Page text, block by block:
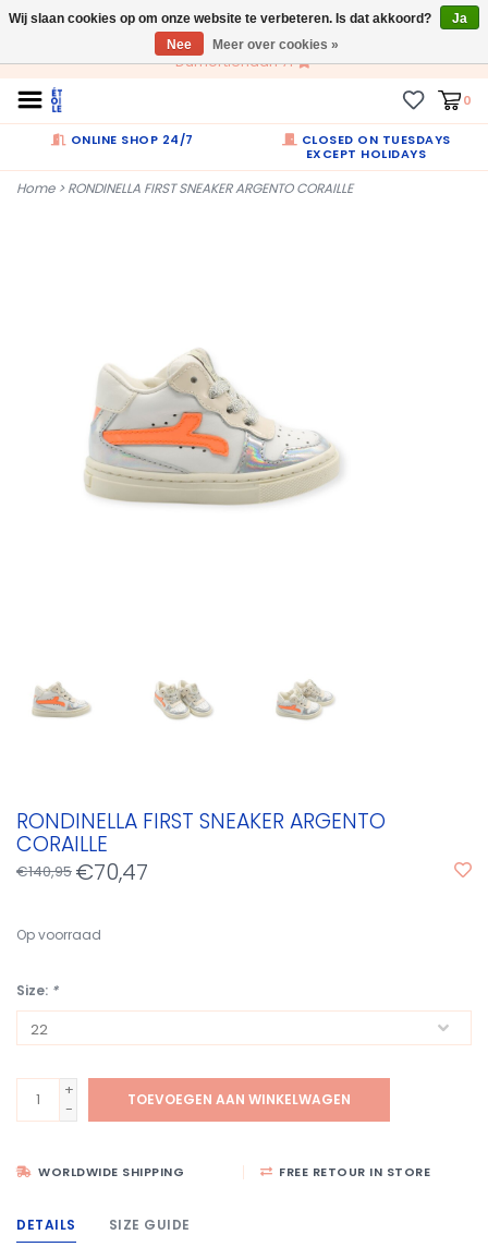
NL
Dumortierlaan 71
0
ONLINE SHOP 24/7
CLOSED ON TUESDAYS
EXCEPT HOLIDAYS
Home>RONDINELLA FIRST SNEAKER ARGENTO CORAILLE
RONDINELLA FIRST SNEAKER ARGENTO
CORAILLE
€140,95 €70,47
Op voorraad
Size: *
+
-
TOEVOEGEN AAN WINKELWAGEN
WORLDWIDE SHIPPING FREE RETOUR IN STORE
DETAILS SIZE GUIDE
Wij slaan cookies op om onze website te verbeteren. Is dat akkoord?
Ja
Nee
Meer over cookies »